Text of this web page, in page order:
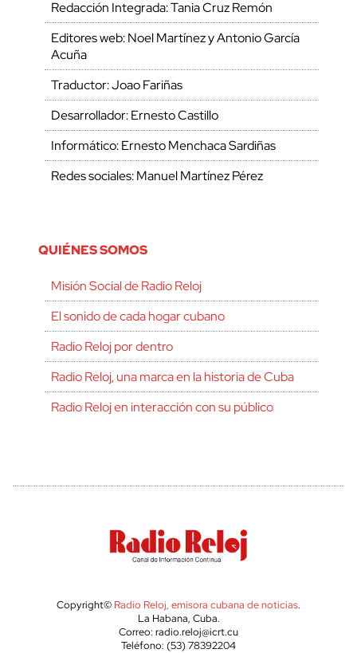
Redacción Integrada: Tania Cruz Remón
Editores web: Noel Martínez y Antonio García
Acuña
Traductor: Joao Fariñas
Desarrollador: Ernesto Castillo
Informático: Ernesto Menchaca Sardiñas
Redes sociales: Manuel Martínez Pérez
QUIÉNES SOMOS
Misión Social de Radio Reloj
El sonido de cada hogar cubano
Radio Reloj por dentro
Radio Reloj, una marca en la historia de Cuba
Radio Reloj en interacción con su público
Copyright© Radio Reloj, emisora cubana de noticias.
La Habana, Cuba.
Correo: radio.reloj@icrt.cu
Teléfono: (53) 78392204